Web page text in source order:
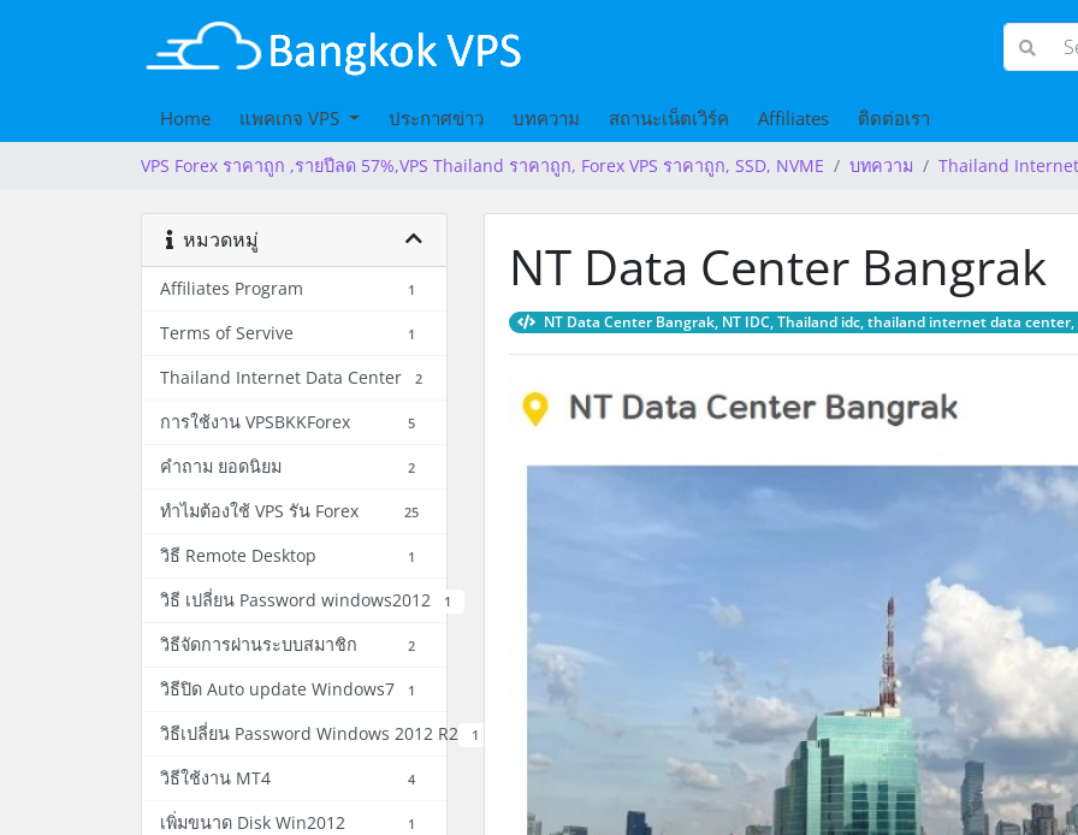
Home แพคเกจ VPS ประกาศข่าว บทความ สถานะเน็ตเวิร์ค Affiliates ติดต่อเรา
VPS Forex ราคาถูก ,รายปีลด 57%,VPS Thailand ราคาถูก, Forex VPS ราคาถูก, SSD, NVME บทความ Thailand
หมวดหมู่
Affiliates Program 1
Terms of Servive 1
Thailand Internet Data Center 2
การใช้งาน VPSBKKForex 5
คำถาม ยอดนิยม 2
ทำไมต้องใช้ VPS รัน Forex 25
วิธี Remote Desktop 1
วิธี เปลี่ยน Password windows2012 1
วิธีจัดการผ่านระบบสมาชิก 2
วิธีปิด Auto update Windows7 1
วิธีเปลี่ยน Password Windows 2012 R2 1
วิธีใช้งาน MT4 4
เพิ่มขนาด Disk Win2012 1
NT Data Center Bangrak
NT Data Center Bangrak, NT IDC, Thailand idc, thailand internet data